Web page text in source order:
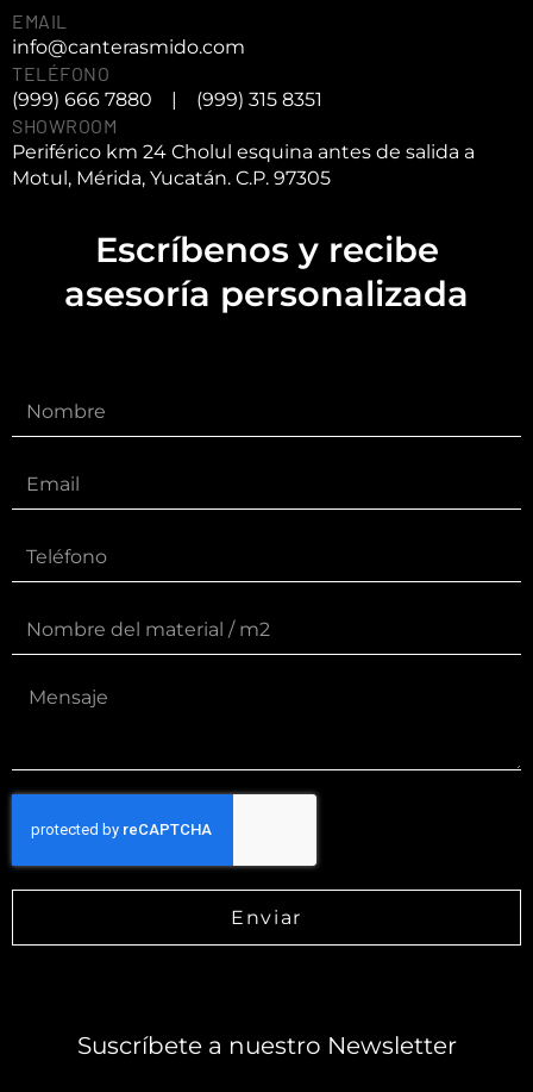
EMAIL
info@canterasmido.com
TELÉFONO
(999) 666 7880
|
(999) 315 8351
SHOWROOM
Periférico km 24 Cholul esquina antes de salida a
Motul, Mérida, Yucatán. C.P. 97305
Escríbenos y recibe
asesoría personalizada
Enviar
Suscríbete a nuestro Newsletter